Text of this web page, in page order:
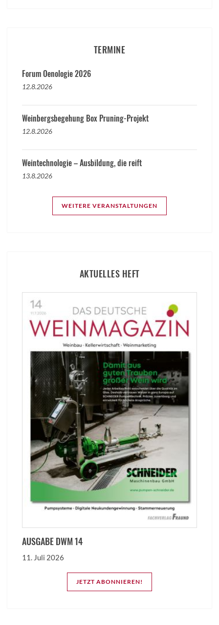
TERMINE
Forum Oenologie 2026
12.8.2026
Weinbergsbegehung Box Pruning-Projekt
12.8.2026
Weintechnologie – Ausbildung, die reift
13.8.2026
WEITERE VERANSTALTUNGEN
AKTUELLES HEFT
AUSGABE DWM 14
11. Juli 2026
JETZT ABONNIEREN!